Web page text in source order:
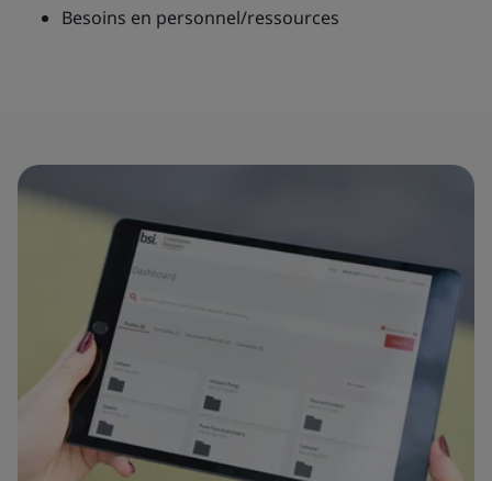
Besoins en personnel/ressources